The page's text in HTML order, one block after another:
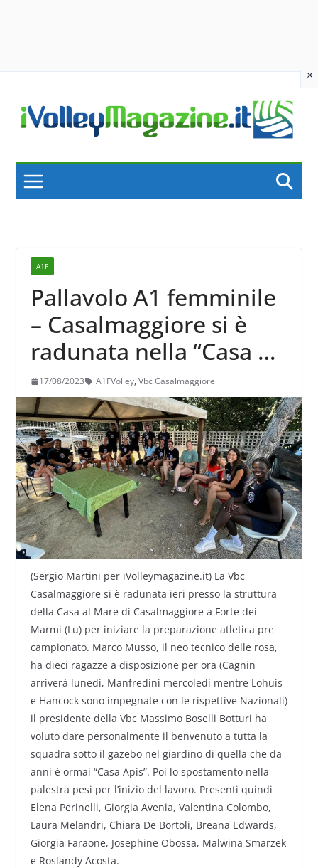
×
content
A1F
Pallavolo A1 femminile
– Casalmaggiore si è
radunata nella “Casa al
Mare”
17/08/2023 A1FVolley, Vbc Casalmaggiore
(Sergio Martini per iVolleymagazine.it) La Vbc
Casalmaggiore si è radunata ieri presso la struttura
della Casa al Mare di Casalmaggiore a Forte dei
Marmi (Lu) per iniziare la preparazione atletica pre
campionato. Marco Musso, il neo tecnico delle rosa,
ha dieci ragazze a disposizione per ora (Cagnin
arriverà lunedì, Manfredini mercoledì mentre Lohuis
e Hancock sono impegnate con le rispettive Nazionali)
il presidente della Vbc Massimo Boselli Botturi ha
voluto dare personalmente il benvenuto a tutta la
squadra sotto il gazebo nel giardino di quella che da
anni è ormai “Casa Apis”. Poi lo spostamento nella
palestra pesi per l’inizio del lavoro. Presenti quindi
Elena Perinelli, Giorgia Avenia, Valentina Colombo,
Laura Melandri, Chiara De Bortoli, Breana Edwards,
Giorgia Faraone, Josephine Obossa, Malwina Smarzek
e Roslandy Acosta.